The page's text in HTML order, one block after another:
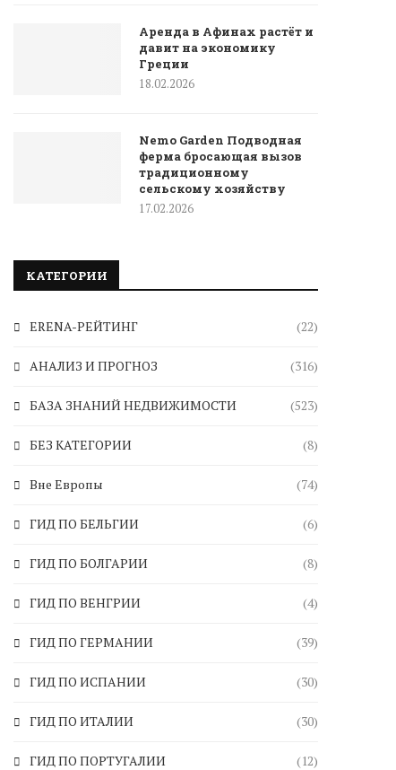
Аренда в Афинах растёт и
давит на экономику
Греции
18.02.2026
Nemo Garden Подводная
ферма бросающая вызов
традиционному
сельскому хозяйству
17.02.2026
КАТЕГОРИИ
ERENA-РЕЙТИНГ (22)
АНАЛИЗ И ПРОГНОЗ (316)
БАЗА ЗНАНИЙ НЕДВИЖИМОСТИ (523)
БЕЗ КАТЕГОРИИ (8)
Вне Европы (74)
ГИД ПО БЕЛЬГИИ (6)
ГИД ПО БОЛГАРИИ (8)
ГИД ПО ВЕНГРИИ (4)
ГИД ПО ГЕРМАНИИ (39)
ГИД ПО ИСПАНИИ (30)
ГИД ПО ИТАЛИИ (30)
ГИД ПО ПОРТУГАЛИИ (12)